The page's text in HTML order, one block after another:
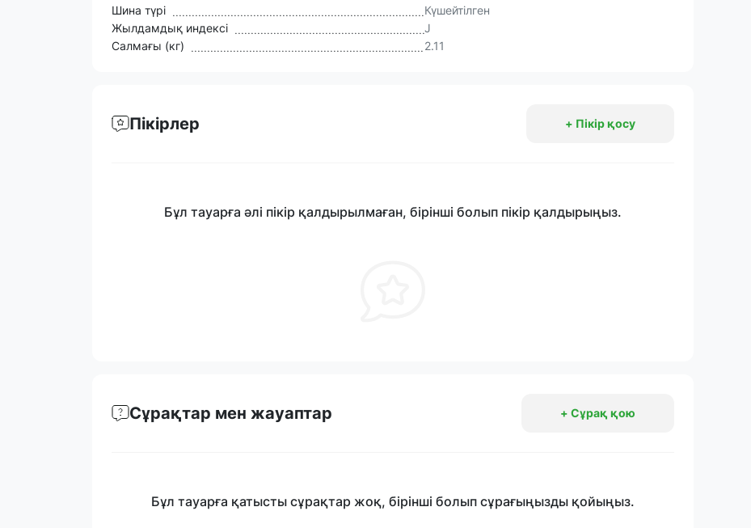
Шина түрі
Күшейтілген
Жылдамдық индексі
J
Салмағы (кг)
2.11
Пікірлер + Пікір қосу
Бұл тауарға әлі пікір қалдырылмаған, бірінші болып пікір қалдырыңыз.
Сұрақтар мен жауаптар + Сұрақ қою
Бұл тауарға қатысты сұрақтар жоқ, бірінші болып сұрағыңызды қойыңыз.